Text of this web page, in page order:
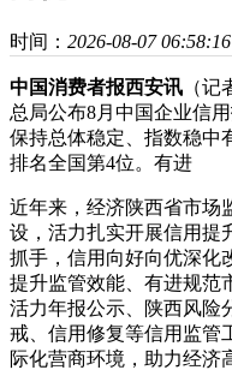
时间： 2026-08-07 06:58:16
中国消费者报西安讯 （记
总局公布8月中国企业信
保持总体稳定、指数稳中
排名全国第4位。有进
近年来，经济陕西省市场
设，活力扎实开展信用提
抓手，信用向好向优深化
提升监管效能、有进规范
活力年报公示、陕西风险
戒、信用修复等信用监管
际化营商环境，助力经济